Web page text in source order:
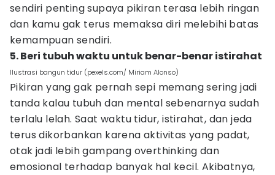
sendiri penting supaya pikiran terasa lebih ringan
dan kamu gak terus memaksa diri melebihi batas
kemampuan sendiri.
5. Beri tubuh waktu untuk benar-benar istirahat
Ilustrasi bangun tidur (pexels.com/ Miriam Alonso)
Pikiran yang gak pernah sepi memang sering jadi
tanda kalau tubuh dan mental sebenarnya sudah
terlalu lelah. Saat waktu tidur, istirahat, dan jeda
terus dikorbankan karena aktivitas yang padat,
otak jadi lebih gampang overthinking dan
emosional terhadap banyak hal kecil. Akibatnya,